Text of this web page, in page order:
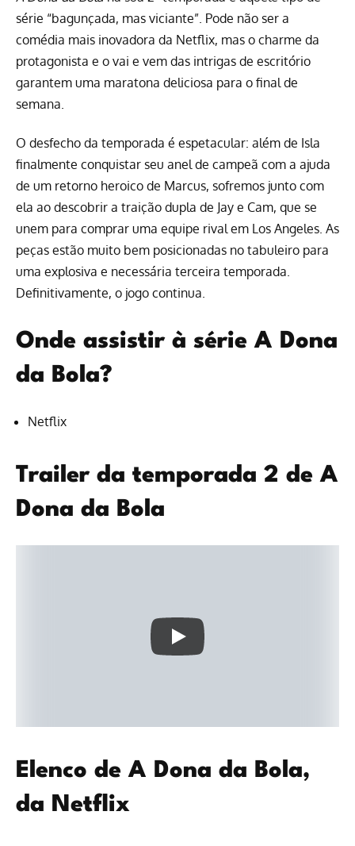
série “bagunçada, mas viciante”. Pode não ser a
comédia mais inovadora da Netflix, mas o charme da
protagonista e o vai e vem das intrigas de escritório
garantem uma maratona deliciosa para o final de
semana.
O desfecho da temporada é espetacular: além de Isla
finalmente conquistar seu anel de campeã com a ajuda
de um retorno heroico de Marcus, sofremos junto com
ela ao descobrir a traição dupla de Jay e Cam, que se
unem para comprar uma equipe rival em Los Angeles. As
peças estão muito bem posicionadas no tabuleiro para
uma explosiva e necessária terceira temporada.
Definitivamente, o jogo continua.
Onde assistir à série A Dona
da Bola?
Netflix
Trailer da temporada 2 de A
Dona da Bola
Elenco de A Dona da Bola,
da Netflix